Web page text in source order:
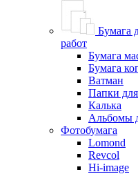
Бумага
работ
Бумага
Бумага
Ватман
Папки
Калька
Альбомы
Фотобумага
Lomond
Revcol
Hi-image